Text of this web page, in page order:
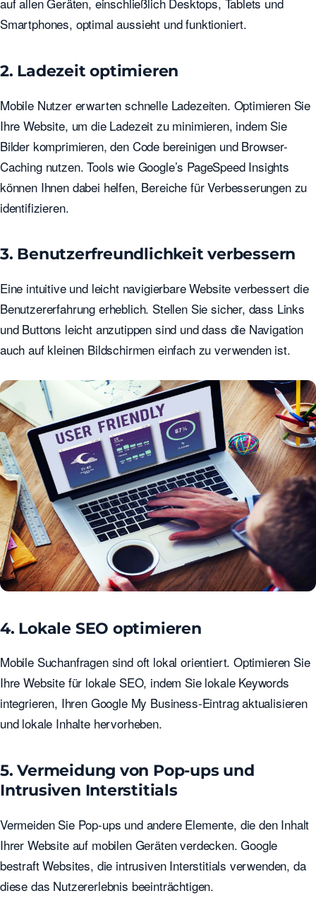
Smartphones, optimal aussieht und funktioniert.
2. Ladezeit optimieren
Mobile Nutzer erwarten schnelle Ladezeiten. Optimieren Sie
Ihre Website, um die Ladezeit zu minimieren, indem Sie
Bilder komprimieren, den Code bereinigen und Browser-
Caching nutzen. Tools wie Google’s PageSpeed Insights
können Ihnen dabei helfen, Bereiche für Verbesserungen zu
identifizieren.
3. Benutzerfreundlichkeit verbessern
Eine intuitive und leicht navigierbare Website verbessert die
Benutzererfahrung erheblich. Stellen Sie sicher, dass Links
und Buttons leicht anzutippen sind und dass die Navigation
auch auf kleinen Bildschirmen einfach zu verwenden ist.
4. Lokale SEO optimieren
Mobile Suchanfragen sind oft lokal orientiert. Optimieren Sie
Ihre Website für lokale SEO, indem Sie lokale Keywords
integrieren, Ihren Google My Business-Eintrag aktualisieren
und lokale Inhalte hervorheben.
5. Vermeidung von Pop-ups und
Intrusiven Interstitials
Vermeiden Sie Pop-ups und andere Elemente, die den Inhalt
Ihrer Website auf mobilen Geräten verdecken. Google
bestraft Websites, die intrusiven Interstitials verwenden, da
diese das Nutzererlebnis beeinträchtigen.